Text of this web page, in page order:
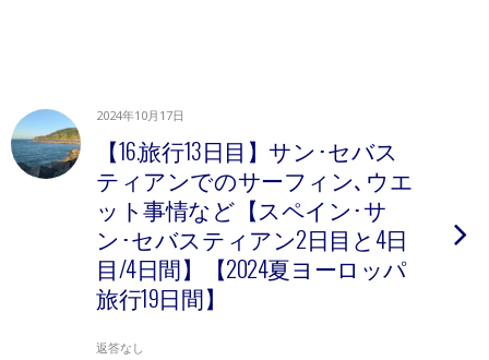
2024年10月17日
【16.旅行13日目】サン･セバス
ティアンでのサーフィン､ウエ
ット事情など【スペイン･サ
ン･セバスティアン2日目と4日
目/4日間】【2024夏ヨーロッパ
旅行19日間】
返答なし